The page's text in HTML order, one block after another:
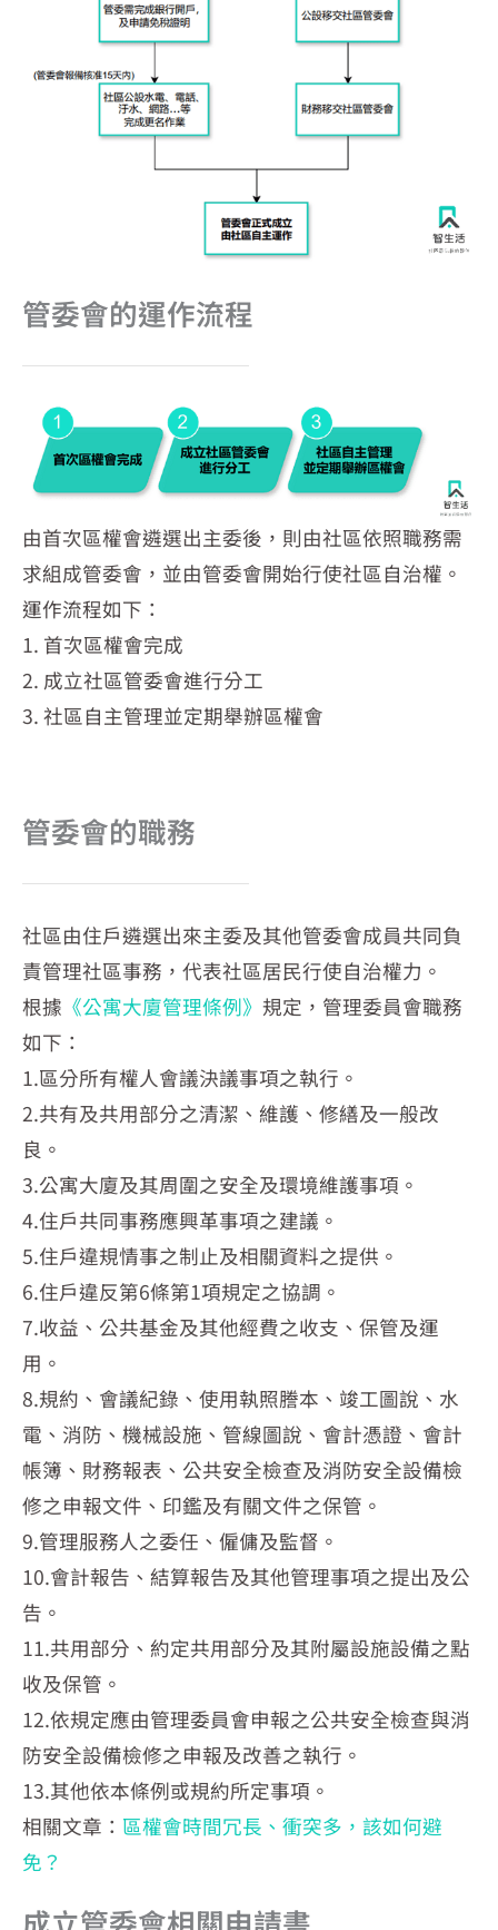
管委會的運作流程
由首次區權會遴選出主委後，則由社區依照職務需
求組成管委會，並由管委會開始行使社區自治權。
運作流程如下：
1. 首次區權會完成
2. 成立社區管委會進行分工
3. 社區自主管理並定期舉辦區權會
管委會的職務
社區由住戶遴選出來主委及其他管委會成員共同負
責管理社區事務，代表社區居民行使自治權力。
根據 《公寓大廈管理條例》 規定，管理委員會職務
如下：
1.區分所有權人會議決議事項之執行。
2.共有及共用部分之清潔、維護、修繕及一般改
良。
3.公寓大廈及其周圍之安全及環境維護事項。
4.住戶共同事務應興革事項之建議。
5.住戶違規情事之制止及相關資料之提供。
6.住戶違反第6條第1項規定之協調。
7.收益、公共基金及其他經費之收支、保管及運
用。
8.規約、會議紀錄、使用執照謄本、竣工圖說、水
電、消防、機械設施、管線圖說、會計憑證、會計
帳簿、財務報表、公共安全檢查及消防安全設備檢
修之申報文件、印鑑及有關文件之保管。
9.管理服務人之委任、僱傭及監督。
10.會計報告、結算報告及其他管理事項之提出及公
告。
11.共用部分、約定共用部分及其附屬設施設備之點
收及保管。
12.依規定應由管理委員會申報之公共安全檢查與消
防安全設備檢修之申報及改善之執行。
13.其他依本條例或規約所定事項。
相關文章： 區權會時間冗長、衝突多，該如何避
免？